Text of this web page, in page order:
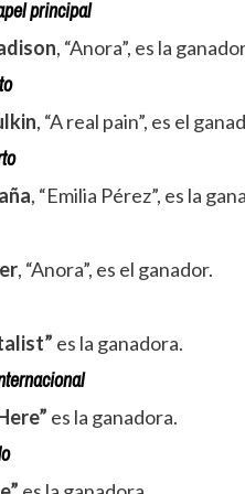
principal
, “Anora”, es la
, “A real pain”, es el
, “Emilia Pérez”, es la
, “Anora”, es el ganador.
es la ganadora.
es la ganadora.